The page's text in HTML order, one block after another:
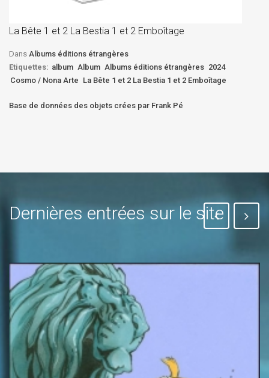
La Bête 1 et 2 La Bestia 1 et 2 Emboîtage
Dans Albums éditions étrangères
Etiquettes: album Album Albums éditions étrangères 2024
Cosmo / Nona Arte La Bête 1 et 2 La Bestia 1 et 2 Emboîtage
Base de données des objets crées par Frank Pé
Dernières entrées sur le site